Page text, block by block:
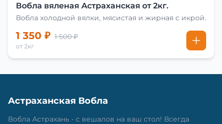
Вобла вяленая Астраханская от 2кг.
Вобла холодной вялки, мясистая и жирная с икрой.
1 350 ₽ 1 500 ₽
от 2кг
Астраханская Вобла
Вобла Астрахань - с вешалов на ваш стол! Всегда